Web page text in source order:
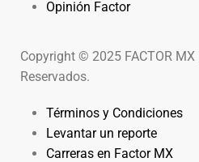
Opinión Factor
Copyright © 2025 FACTOR
Reservados.
Términos y Condiciones
Levantar un reporte
Carreras en Factor MX